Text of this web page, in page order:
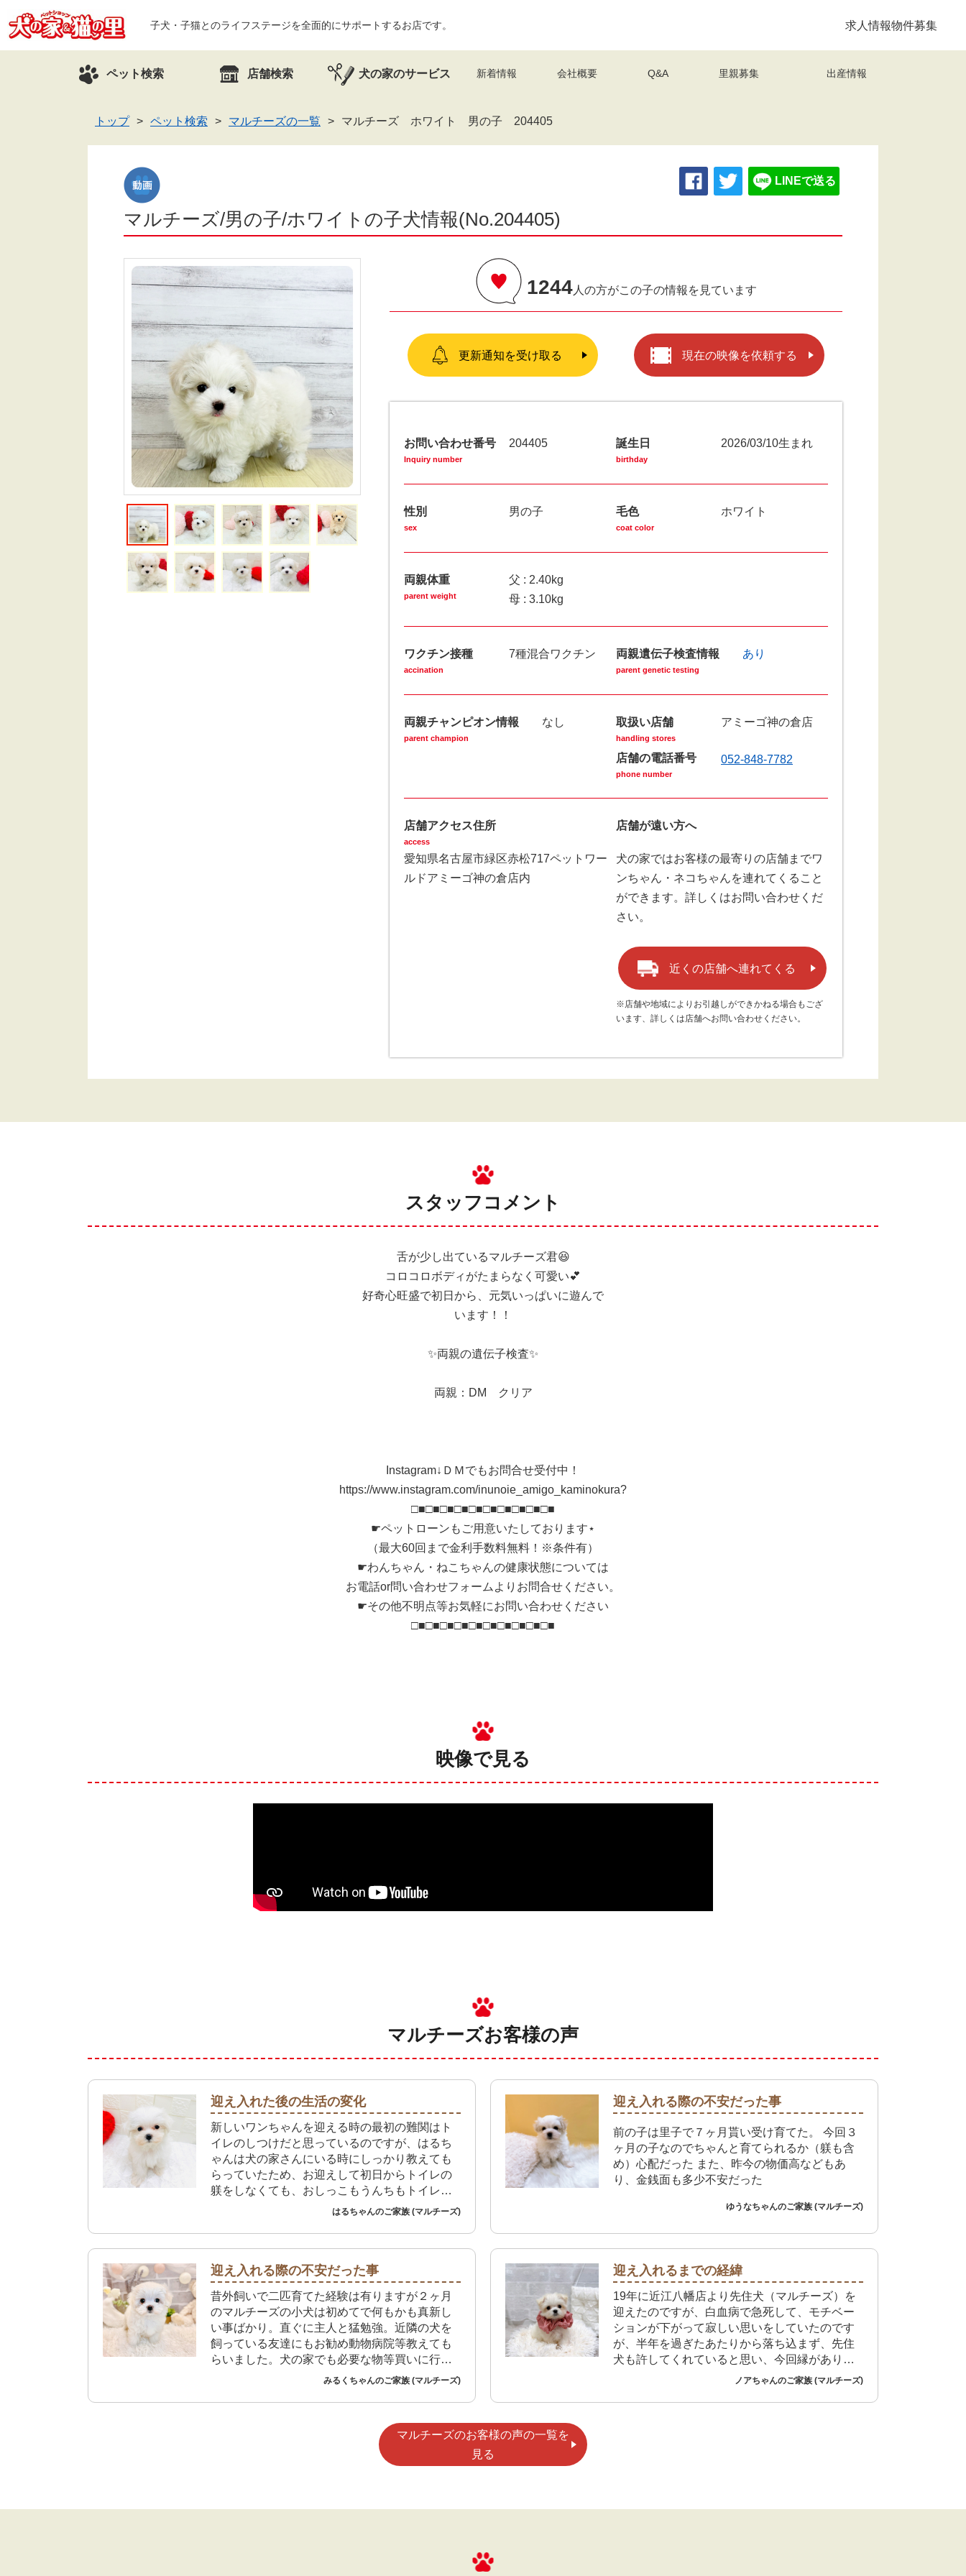
子犬・子猫とのライフステージを全面的にサポートするお店です。 求人情報物件募集
ペット検索 店舗検索 犬の家のサービス 新着情報 会社概要 Q&A 里親募集 出産情報
トップ ペット検索 マルチーズの一覧 マルチーズ ホワイト 男の子 204405
マルチーズ/男の子/ホワイトの子犬情報(No.204405)
LINEで送る
1244人の方がこの子の情報を見ています
更新通知を受け取る 現在の映像を依頼する
お問い合わせ番号
Inquiry number
204405 誕生日
birthday
2026/03/10生まれ
性別
sex
男の子 毛色
coat color
ホワイト
両親体重
parent weight
父 : 2.40kg
母 : 3.10kg
ワクチン接種
accination
7種混合ワクチン 両親遺伝子検査情報
parent genetic testing
あり
両親チャンピオン情報
parent champion
なし 取扱い店舗
handling stores
店舗の電話番号
phone number
アミーゴ神の倉店
052-848-7782
店舗アクセス住所
access
愛知県名古屋市緑区赤松717ペットワー
ルドアミーゴ神の倉店内
店舗が遠い⽅へ
⽝の家ではお客様の最寄りの店舗までワ
ンちゃん・ネコちゃんを連れてくること
ができます。詳しくはお問い合わせくだ
さい。
近くの店舗へ連れてくる
※店舗や地域によりお引越しができかねる場合もござ
います、詳しくは店舗へお問い合わせください。
スタッフコメント
舌が少し出ているマルチーズ君😆
コロコロボディがたまらなく可愛い💕
好奇心旺盛で初日から、元気いっぱいに遊んで
います！！
✨両親の遺伝子検査✨
両親：DM クリア
Instagram↓ＤＭでもお問合せ受付中！
https://www.instagram.com/inunoie_amigo_kaminokura?
□■□■□■□■□■□■□■□■□■□■
☛ペットローンもご用意いたしております⋆
（最大60回まで金利手数料無料！※条件有）
☛わんちゃん・ねこちゃんの健康状態については
お電話or問い合わせフォームよりお問合せください。
☛その他不明点等お気軽にお問い合わせください
□■□■□■□■□■□■□■□■□■□■
映像で見る
マルチーズお客様の声
迎え入れた後の生活の変化
新しいワンちゃんを迎える時の最初の難関はト
イレのしつけだと思っているのですが、はるち
ゃんは犬の家さんにいる時にしっかり教えても
らっていたため、お迎えして初日からトイレの
躾をしなくても、おしっこもうんちもトイレで
してくれています。プレイタイムで大きなお部
トイレしてくれるので本当に助かっています。
しく生活して行きたいです。
はるちゃんのご家族 (マルチーズ)
迎え入れる際の不安だった事
前の子は里子で７ヶ月貰い受け育てた。 今回３
ヶ月の子なのでちゃんと育てられるか（躾も含
め）心配だった また、昨今の物価高などもあ
り、金銭面も多少不安だった
ゆうなちゃんのご家族 (マルチーズ)
迎え入れる際の不安だった事
昔外飼いで二匹育てた経験は有りますが２ヶ月
のマルチーズの小犬は初めてで何もかも真新し
い事ばかり。直ぐに主人と猛勉強。近隣の犬を
飼っている友達にもお勧め動物病院等教えても
らいました。犬の家でも必要な物等買いに行く
時親切に対応して貰って有り難いです。
みるくちゃんのご家族 (マルチーズ)
迎え入れるまでの経緯
19年に近江八幡店より先住犬（マルチーズ）を
迎えたのですが、白血病で急死して、モチベー
ションが下がって寂しい思いをしていたのです
が、半年を過ぎたあたりから落ち込まず、先住
犬も許してくれていると思い、今回縁があり長
浜店より迎えることが出来ました。ノアちゃんのご家族 (マルチーズ)
マルチーズのお客様の声の一覧を
見る